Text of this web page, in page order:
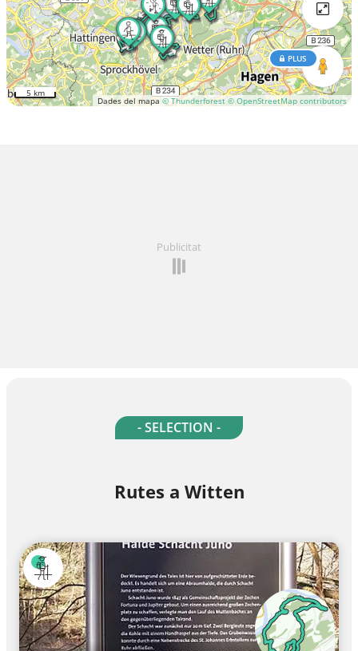
Dades del mapa© Thunderforest © OpenStreetMap contributors
PLUS
5 km
Publicitat
- SELECTION -
Rutes a Witten